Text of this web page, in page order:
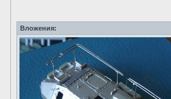
Вложения: